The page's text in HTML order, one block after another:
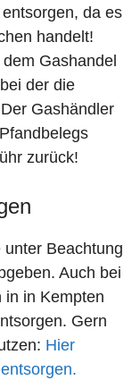
da es
handelt!
Gashandel
der die
Gashändler
zurück!
Beachtung
Auch bei
in in Kempten
Gern
Hier